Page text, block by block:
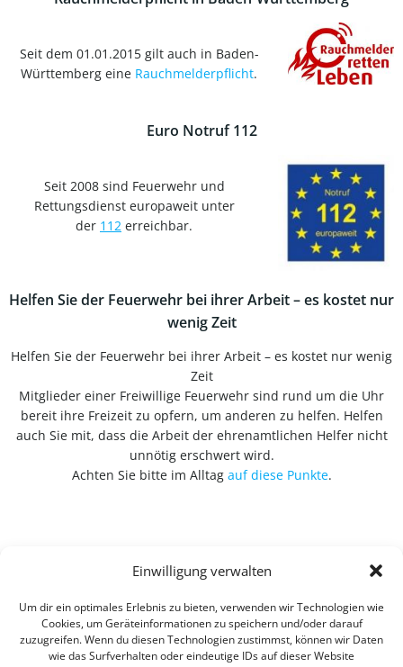
Einwilligung verwalten
Um dir ein optimales Erlebnis zu bieten, verwenden wir Technologien wie
Cookies, um Geräteinformationen zu speichern und/oder darauf
zuzugreifen. Wenn du diesen Technologien zustimmst, können wir Daten
wie das Surfverhalten oder eindeutige IDs auf dieser Website
Seit dem 01.01.2015 gilt auch in Baden-
Württemberg eine Rauchmelderpflicht.
Euro Notruf 112
Seit 2008 sind Feuerwehr und
Rettungsdienst europaweit unter
der 112 erreichbar.
Helfen Sie der Feuerwehr bei ihrer Arbeit – es kostet nur
wenig Zeit
Helfen Sie der Feuerwehr bei ihrer Arbeit – es kostet nur wenig
Zeit
Mitglieder einer Freiwillige Feuerwehr sind rund um die Uhr
bereit ihre Freizeit zu opfern, um anderen zu helfen. Helfen
auch Sie mit, dass die Arbeit der ehrenamtlichen Helfer nicht
unnötig erschwert wird.
Achten Sie bitte im Alltag auf diese Punkte.